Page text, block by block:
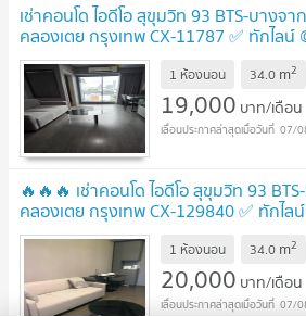
เช่าคอนโด ไอดีโอ สุขุมวิท 93 BTS-บางจา
คลองเตย กรุงเทพ CX-11787 ✅ ทักไลน์
ตอบทันที ทีมงานมืออาชีพ ✅
1 ห้องนอน 34.0 m2
19,000 บาท/เดือน
07/
🔥🔥🔥 เช่าคอนโด ไอดีโอ สุขุมวิท 93
คลองเตย กรุงเทพ CX-129840 ✅ ทักไ
ตอบทันที ทีมงานมืออาชีพ ✅ 🔥🔥🔥
1 ห้องนอน 34.0 m2
20,000 บาท/เดือน
07/